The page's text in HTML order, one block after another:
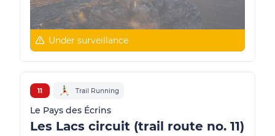
Under surveillance
11 Trail Running
Le Pays des Écrins
Les Lacs circuit (trail route no. 11)